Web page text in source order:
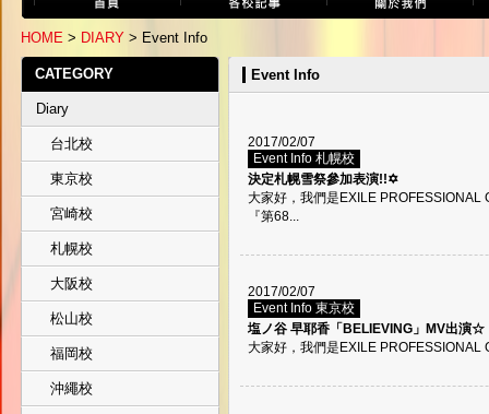
HOME > DIARY > Event Info
CATEGORY
Diary
台北校
東京校
宮崎校
札幌校
大阪校
松山校
福岡校
沖繩校
Event Info
2017/02/07
Event Info 札幌校
決定札幌雪祭參加表演!!✡
大家好，我們是EXILE PROFESSIONAL
『第68...
2017/02/07
Event Info 東京校
塩ノ谷 早耶香「BELIEVING」MV出演☆
大家好，我們是EXILE